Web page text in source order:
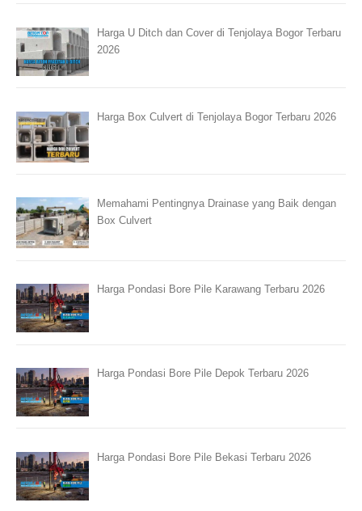
Harga U Ditch dan Cover di Tenjolaya Bogor Terbaru
2026
Harga Box Culvert di Tenjolaya Bogor Terbaru 2026
Memahami Pentingnya Drainase yang Baik dengan
Box Culvert
Harga Pondasi Bore Pile Karawang Terbaru 2026
Harga Pondasi Bore Pile Depok Terbaru 2026
Harga Pondasi Bore Pile Bekasi Terbaru 2026